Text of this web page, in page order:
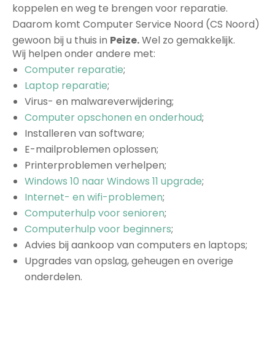
koppelen en weg te brengen voor reparatie.
Daarom komt Computer Service Noord (CS Noord)
gewoon bij u thuis in Peize.Wel zo gemakkelijk.
Wij helpen onder andere met:
Computer reparatie;
Laptop reparatie;
Virus- en malwareverwijdering;
Computer opschonen en onderhoud;
Installeren van software;
E-mailproblemen oplossen;
Printerproblemen verhelpen;
Windows 10 naar Windows 11 upgrade;
Internet- en wifi-problemen;
Computerhulp voor senioren;
Computerhulp voor beginners;
Advies bij aankoop van computers en laptops;
Upgrades van opslag, geheugen en overige
onderdelen.